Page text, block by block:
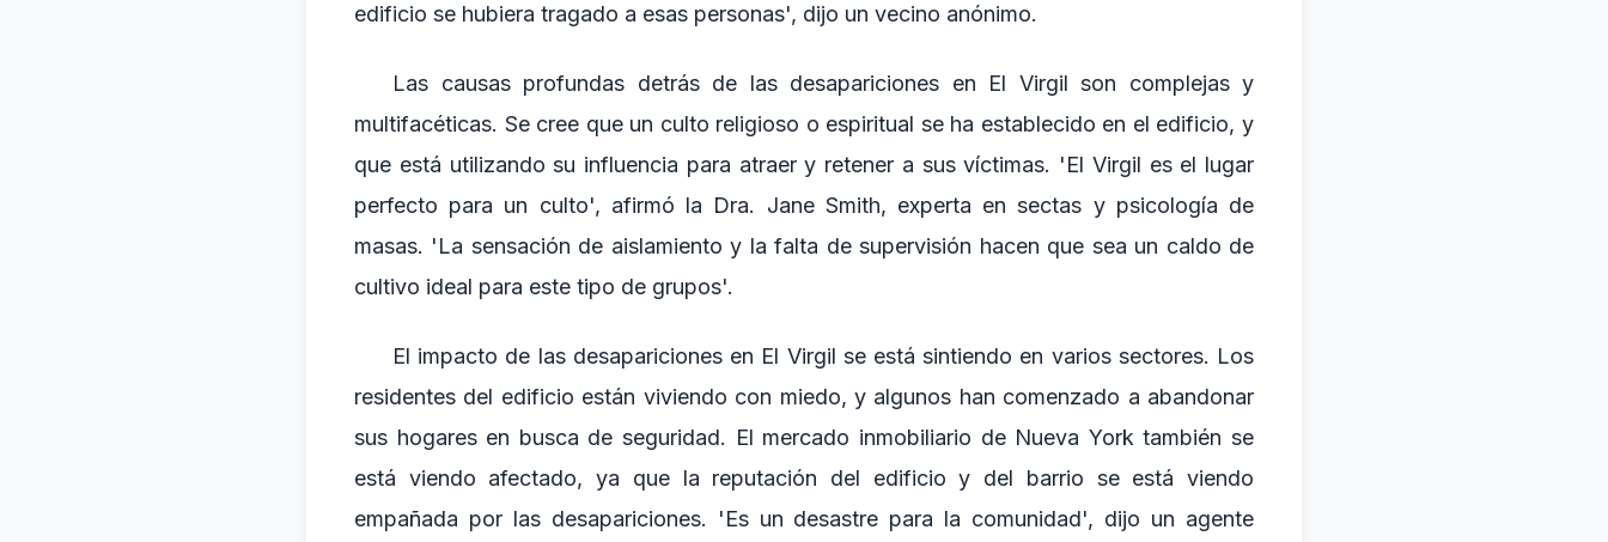
edificio se hubiera tragado a esas personas', dijo un vecino anónimo.
Las causas profundas detrás de las desapariciones en El Virgil son complejas y
multifacéticas. Se cree que un culto religioso o espiritual se ha establecido en el edificio, y
que está utilizando su influencia para atraer y retener a sus víctimas. 'El Virgil es el lugar
perfecto para un culto', afirmó la Dra. Jane Smith, experta en sectas y psicología de
masas. 'La sensación de aislamiento y la falta de supervisión hacen que sea un caldo de
cultivo ideal para este tipo de grupos'.
El impacto de las desapariciones en El Virgil se está sintiendo en varios sectores. Los
residentes del edificio están viviendo con miedo, y algunos han comenzado a abandonar
sus hogares en busca de seguridad. El mercado inmobiliario de Nueva York también se
está viendo afectado, ya que la reputación del edificio y del barrio se está viendo
empañada por las desapariciones. 'Es un desastre para la comunidad', dijo un agente